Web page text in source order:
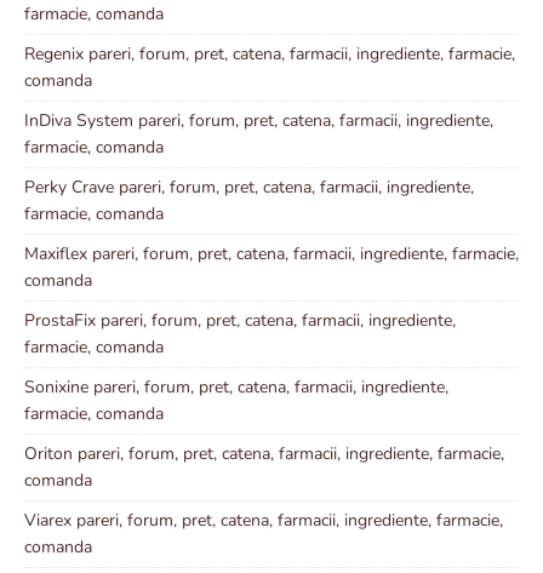
farmacie, comanda
Regenix pareri, forum, pret, catena, farmacii, ingrediente, farmacie,
comanda
InDiva System pareri, forum, pret, catena, farmacii, ingrediente,
farmacie, comanda
Perky Crave pareri, forum, pret, catena, farmacii, ingrediente,
farmacie, comanda
Maxiflex pareri, forum, pret, catena, farmacii, ingrediente, farmacie,
comanda
ProstaFix pareri, forum, pret, catena, farmacii, ingrediente,
farmacie, comanda
Sonixine pareri, forum, pret, catena, farmacii, ingrediente,
farmacie, comanda
Oriton pareri, forum, pret, catena, farmacii, ingrediente, farmacie,
comanda
Viarex pareri, forum, pret, catena, farmacii, ingrediente, farmacie,
comanda